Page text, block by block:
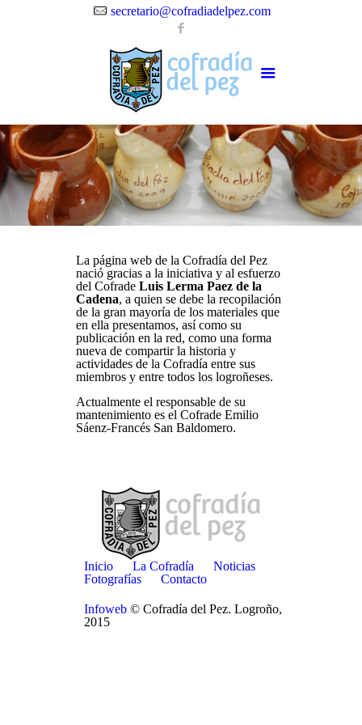
secretario@cofradiadelpez.com
La página web de la Cofradía del Pez
nació gracias a la iniciativa y al esfuerzo
del Cofrade Luis Lerma Paez de la
Cadena, a quien se debe la recopilación
de la gran mayoría de los materiales que
en ella presentamos, así como su
publicación en la red, como una forma
nueva de compartir la historia y
actividades de la Cofradía entre sus
miembros y entre todos los logroñeses.
Actualmente el responsable de su
mantenimiento es el Cofrade Emilio
Sáenz-Francés San Baldomero.
Inicio La Cofradía
Noticias
Fotografías
Contacto
Infoweb © Cofradía del Pez. Logroño,
2015